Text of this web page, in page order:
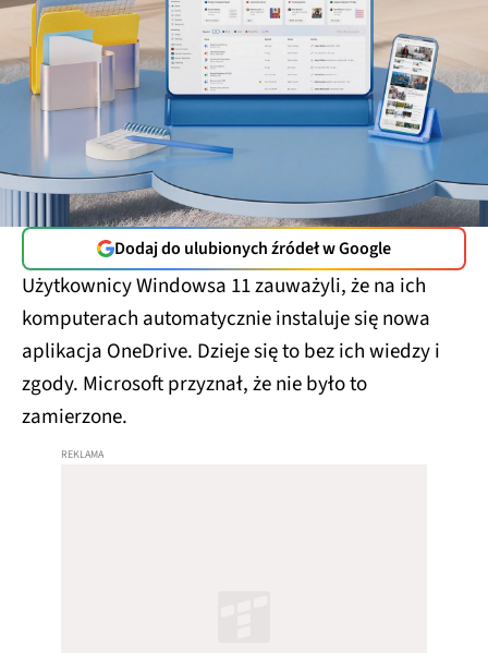
Dodaj do ulubionych źródeł w Google
Użytkownicy Windowsa 11 zauważyli, że na ich
komputerach automatycznie instaluje się nowa
aplikacja OneDrive. Dzieje się to bez ich wiedzy i
zgody. Microsoft przyznał, że nie było to
zamierzone.